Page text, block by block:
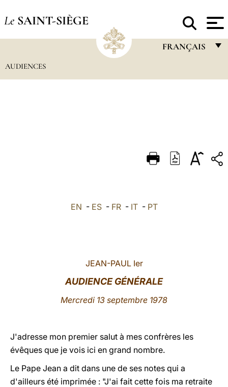
Le SAINT-SIÈGE
FRANÇAIS
DEUTSCH
AUDIENCES
EN - ES- FR- IT- PT
JEAN-PAUL Ier
AUDIENCE GÉNÉRALE
Mercredi 13 septembre 1978
J'adresse mon premier salut à mes confrères les
évêques que je vois ici en grand nombre.
Le Pape Jean a dit dans une de ses notes qui a
d'ailleurs été imprimée : "J'ai fait cette fois ma retraite